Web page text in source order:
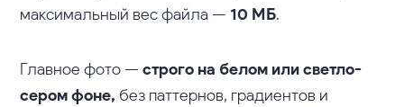
максимальный вес файла — 10 МБ.
Главное фото — строго на белом или светло-
сером фоне, без паттернов, градиентов и